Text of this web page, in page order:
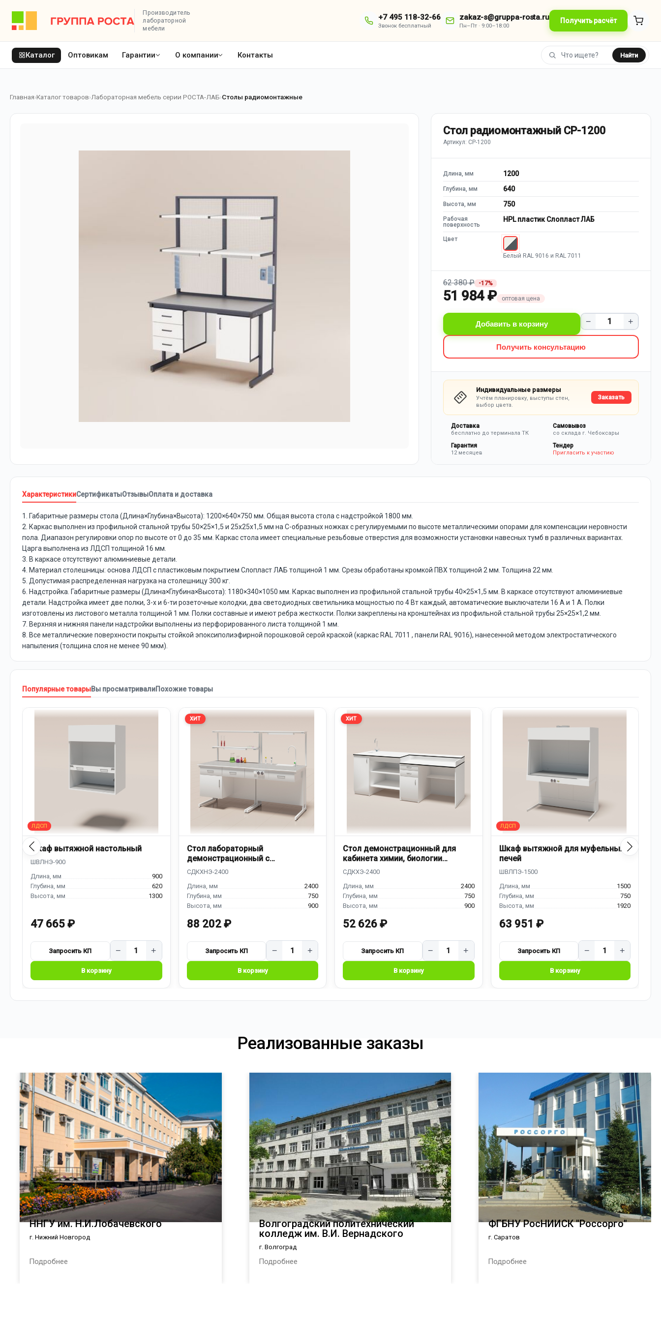
Производитель
лабораторной
мебели
+7 495 118-32-66
Звонок бесплатный
zakaz-s@gruppa-rosta.ru
Пн–Пт · 9:00–18:00
Получить расчёт
Каталог Оптовикам Гарантии О компании Контакты Найти
Главная Каталог товаров Лабораторная мебель серии РОСТА-ЛАБ Столы радиомонтажные
Стол радиомонтажный СР-1200
Артикул: СР-1200
Длина, мм 1200
Глубина, мм 640
Высота, мм 750
Рабочая
поверхность
HPL пластик Слопласт ЛАБ
Цвет
Белый RAL 9016 и RAL 7011
62 380 ₽ -17%
51 984 ₽ оптовая цена
Добавить в корзину − +
Получить консультацию
Индивидуальные размеры
Учтём планировку, выступы стен,
выбор цвета.
Заказать
Доставка
бесплатно до терминала ТК
Самовывоз
со склада г. Чебоксары
Гарантия
12 месяцев
Тендер
Пригласить к участию
ХарактеристикиСертификатыОтзывыОплата и доставка
1. Габаритные размеры стола (Длина×Глубина×Высота): 1200×640×750 мм. Общая высота стола с надстройкой 1800 мм.
2. Каркас выполнен из профильной стальной трубы 50×25×1,5 и 25х25х1,5 мм на С-образных ножках с регулируемыми по высоте металлическими опорами для компенсации неровности
пола. Диапазон регулировки опор по высоте от 0 до 35 мм. Каркас стола имеет специальные резьбовые отверстия для возможности установки навесных тумб в различных вариантах.
Царга выполнена из ЛДСП толщиной 16 мм.
3. В каркасе отсутствуют алюминиевые детали.
4. Материал столешницы: основа ЛДСП с пластиковым покрытием Слопласт ЛАБ толщиной 1 мм. Срезы обработаны кромкой ПВХ толщиной 2 мм. Толщина 22 мм.
5. Допустимая распределенная нагрузка на столешницу 300 кг.
6. Надстройка. Габаритные размеры (Длина×Глубина×Высота): 1180×340×1050 мм. Каркас выполнен из профильной стальной трубы 40×25×1,5 мм. В каркасе отсутствуют алюминиевые
детали. Надстройка имеет две полки, 3-х и 6-ти розеточные колодки, два светодиодных светильника мощностью по 4 Вт каждый, автоматические выключатели 16 А и 1 А. Полки
изготовлены из листового металла толщиной 1 мм. Полки составные и имеют ребра жесткости. Полки закреплены на кронштейнах из профильной стальной трубы 25×25×1,2 мм.
7. Верхняя и нижняя панели надстройки выполнены из перфорированного листа толщиной 1 мм.
8. Все металлические поверхности покрыты стойкой эпоксиполиэфирной порошковой серой краской (каркас RAL 7011 , панели RAL 9016), нанесенной методом электростатического
напыления (толщина слоя не менее 90 мкм).
Популярные товарыВы просматривалиПохожие товары
Шкаф вытяжной настольный
900
620
1300
47 665 ₽
− +
ХИТ
Стол лабораторный
демонстрационный с
надстройкой
2400
750
900
88 202 ₽
− +
ХИТ
Стол демонстрационный для
кабинета химии, биологии
СДКХЭ-2400
2400
750
900
52 626 ₽
− +
Шкаф вытяжной для муфельных
печей
1500
750
1920
63 951 ₽
− +
Реализованные заказы
ННГУ им. Н.И.Лобачевского
г. Нижний Новгород
Подробнее
Волгоградский политехнический
колледж им. В.И. Вернадского
г. Волгоград
Подробнее
ФГБНУ РосНИИСК "Россорго"
г. Саратов
Подробнее